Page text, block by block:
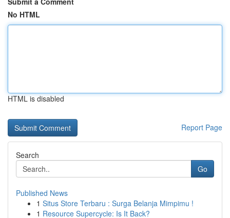
No HTML
HTML is disabled
Report Page
Search
Go
Published News
1 Situs Store Terbaru : Surga Belanja Mimpimu !
1 Resource Supercycle: Is It Back?